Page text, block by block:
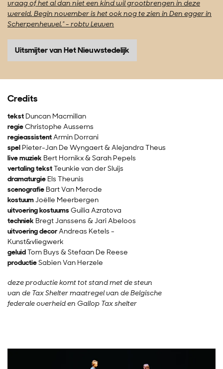
vraag of het al dan niet een kind wil grootbrengen in deze
wereld. Begin november is het ook nog te zien in Den egger in
Scherpenheuvel." - robtv Leuven
Uitsmijter van Het Nieuwstedelijk
Credits
tekst Duncan Macmillan
regieChristophe Aussems
regieassistentArmin Dorrani
spel Pieter-Jan De Wyngaert & Alejandra Theus
live muziek Bert Hornikx & Sarah Pepels
vertaling tekstTeunkie van der Sluijs
dramaturgie Els Theunis
scenografie Bart Van Merode
kostuumJoëlle Meerbergen
uitvoering kostuumsGuilia Azratova
techniek Bregt Janssens & Jari Abeloos
uitvoering decorAndreas Ketels -
Kunst&vliegwerk
geluidTom Buys & Stefaan De Reese
productieSabien Van Herzele
deze productie komt tot stand met de steun
van de Tax Shelter maatregel van de Belgische
federale overheid en Gallop Tax shelter